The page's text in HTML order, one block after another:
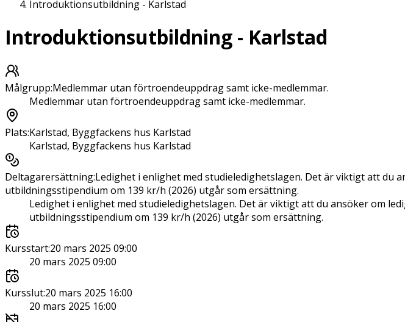
Introduktionsutbildning - Karlstad
Introduktionsutbildning - Karlstad
Målgrupp:Medlemmar utan förtroendeuppdrag samt icke-medlemmar.
Medlemmar utan förtroendeuppdrag samt icke-medlemmar.
Plats:Karlstad, Byggfackens hus Karlstad
Karlstad, Byggfackens hus Karlstad
Deltagarersättning:Ledighet i enlighet med studieledighetslagen. Det är viktigt att
utbildningsstipendium om 139 kr/h (2026) utgår som ersättning.
Ledighet i enlighet med studieledighetslagen. Det är viktigt att du ansöker om
utbildningsstipendium om 139 kr/h (2026) utgår som ersättning.
Kursstart:20 mars 2025 09:00
20 mars 2025 09:00
Kursslut:20 mars 2025 16:00
20 mars 2025 16:00